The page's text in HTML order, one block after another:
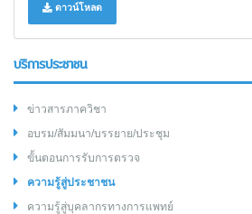
ดาวน์โหลด
บริการประชาชน
ข่าวสารภาควิชา
อบรม/สัมมนา/บรรยาย/ประชุม
ขั้นตอนการรับการตรวจ
ความรู้สู่ประชาชน
ความรู้สู่บุคลากรทางการแพทย์